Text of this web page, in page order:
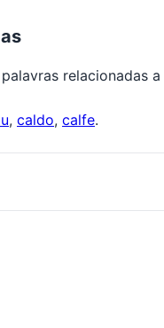
relacionadas a
, caldo, calfe.